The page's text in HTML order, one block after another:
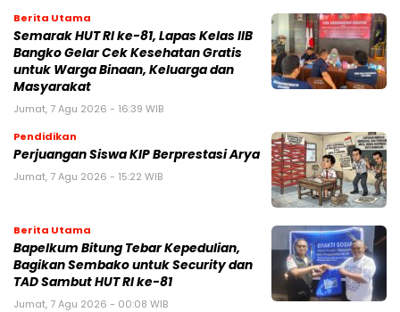
Berita Utama
Semarak HUT RI ke-81, Lapas Kelas IIB
Bangko Gelar Cek Kesehatan Gratis
untuk Warga Binaan, Keluarga dan
Masyarakat
Jumat, 7 Agu 2026 - 16:39 WIB
Pendidikan
Perjuangan Siswa KIP Berprestasi Arya
Jumat, 7 Agu 2026 - 15:22 WIB
Berita Utama
Bapelkum Bitung Tebar Kepedulian,
Bagikan Sembako untuk Security dan
TAD Sambut HUT RI ke-81
Jumat, 7 Agu 2026 - 00:08 WIB